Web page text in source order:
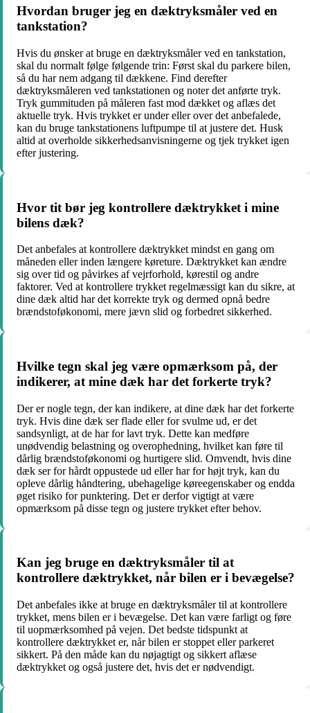
Hvordan bruger jeg en dæktryksmåler ved en
tankstation?
Hvis du ønsker at bruge en dæktryksmåler ved en tankstation,
skal du normalt følge følgende trin: Først skal du parkere bilen,
så du har nem adgang til dækkene. Find derefter
dæktryksmåleren ved tankstationen og noter det anførte tryk.
Tryk gummituden på måleren fast mod dækket og aflæs det
aktuelle tryk. Hvis trykket er under eller over det anbefalede,
kan du bruge tankstationens luftpumpe til at justere det. Husk
altid at overholde sikkerhedsanvisningerne og tjek trykket igen
efter justering.
Hvor tit bør jeg kontrollere dæktrykket i mine
bilens dæk?
Det anbefales at kontrollere dæktrykket mindst en gang om
måneden eller inden længere køreture. Dæktrykket kan ændre
sig over tid og påvirkes af vejrforhold, kørestil og andre
faktorer. Ved at kontrollere trykket regelmæssigt kan du sikre, at
dine dæk altid har det korrekte tryk og dermed opnå bedre
brændstoføkonomi, mere jævn slid og forbedret sikkerhed.
Hvilke tegn skal jeg være opmærksom på, der
indikerer, at mine dæk har det forkerte tryk?
Der er nogle tegn, der kan indikere, at dine dæk har det forkerte
tryk. Hvis dine dæk ser flade eller for svulme ud, er det
sandsynligt, at de har for lavt tryk. Dette kan medføre
unødvendig belastning og overophedning, hvilket kan føre til
dårlig brændstoføkonomi og hurtigere slid. Omvendt, hvis dine
dæk ser for hårdt oppustede ud eller har for højt tryk, kan du
opleve dårlig håndtering, ubehagelige køreegenskaber og endda
øget risiko for punktering. Det er derfor vigtigt at være
opmærksom på disse tegn og justere trykket efter behov.
Kan jeg bruge en dæktryksmåler til at
kontrollere dæktrykket, når bilen er i bevægelse?
Det anbefales ikke at bruge en dæktryksmåler til at kontrollere
trykket, mens bilen er i bevægelse. Det kan være farligt og føre
til uopmærksomhed på vejen. Det bedste tidspunkt at
kontrollere dæktrykket er, når bilen er stoppet eller parkeret
sikkert. På den måde kan du nøjagtigt og sikkert aflæse
dæktrykket og også justere det, hvis det er nødvendigt.